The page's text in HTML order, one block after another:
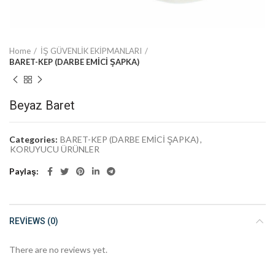
Home
İŞ GÜVENLİK EKİPMANLARI
BARET-KEP (DARBE EMİCİ ŞAPKA)
Beyaz Baret
Categories: BARET-KEP (DARBE EMİCİ ŞAPKA),
KORUYUCU ÜRÜNLER
Paylaş
REVIEWS (0)
There are no reviews yet.